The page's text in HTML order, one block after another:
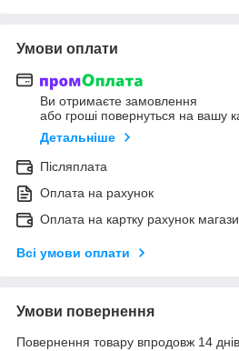
Умови оплати
Ви отримаєте замовлення
або гроші повернуться на вашу
Детальніше
Післяплата
Оплата на рахунок
Оплата на картку рахунок
Всі умови оплати
Умови повернення
Повернення товару впродовж 14